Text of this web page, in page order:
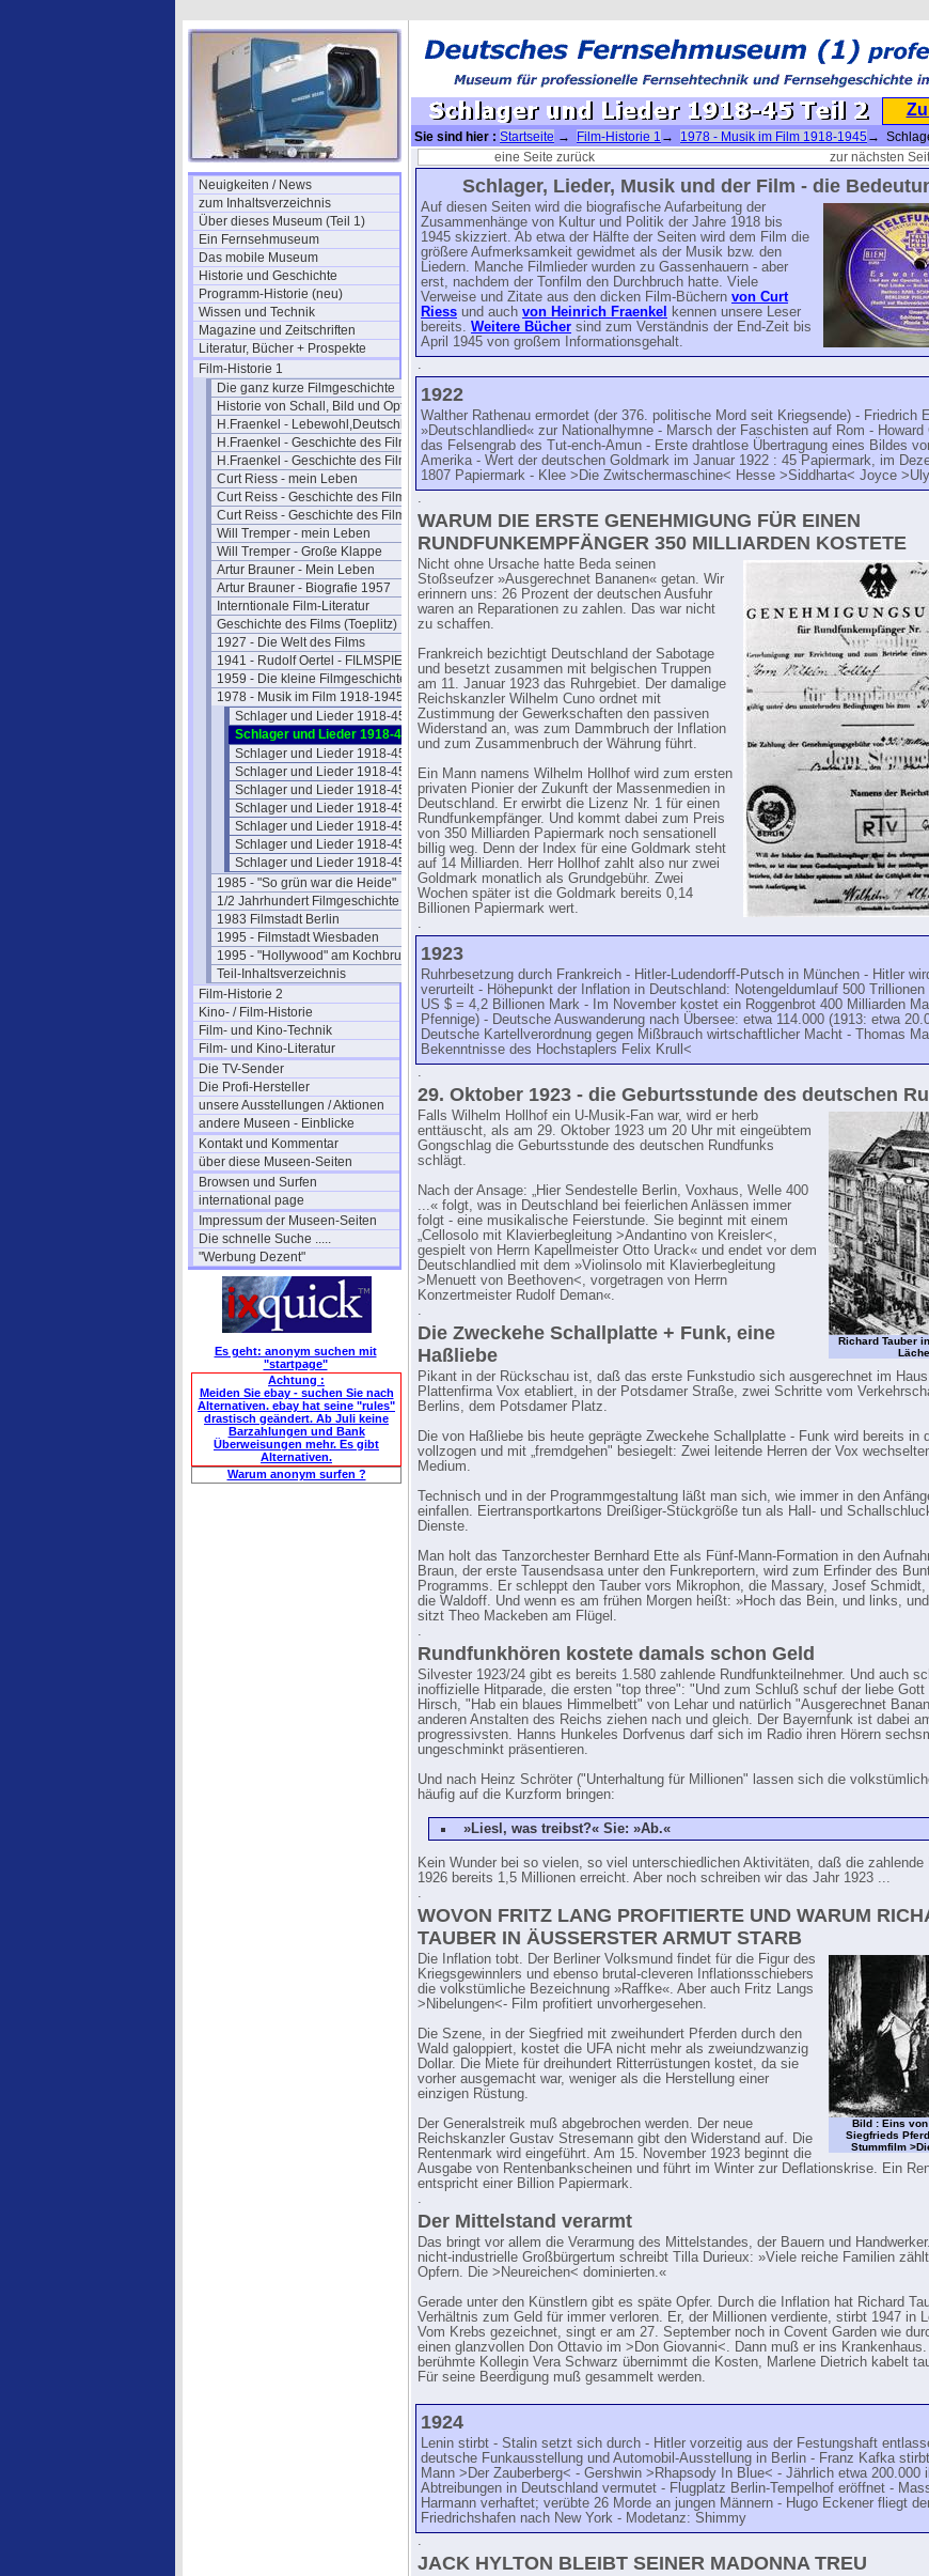
Neuigkeiten / News
zum Inhaltsverzeichnis
Über dieses Museum (Teil 1)
Ein Fernsehmuseum
Das mobile Museum
Historie und Geschichte
Programm-Historie (neu)
Wissen und Technik
Magazine und Zeitschriften
Literatur, Bücher + Prospekte
Film-Historie 1
Die ganz kurze Filmgeschichte
Historie von Schall, Bild und Optik
H.Fraenkel - Lebewohl,Deutschland
H.Fraenkel - Geschichte des Films 1
H.Fraenkel - Geschichte des Films 2
Curt Riess - mein Leben
Curt Reiss - Geschichte des Films I
Curt Reiss - Geschichte des Films II
Will Tremper - mein Leben
Will Tremper - Große Klappe
Artur Brauner - Mein Leben
Artur Brauner - Biografie 1957
Interntionale Film-Literatur
Geschichte des Films (Toeplitz)
1927 - Die Welt des Films
1941 - Rudolf Oertel - FILMSPIEGEL
1959 - Die kleine Filmgeschichte
1978 - Musik im Film 1918-1945
Schlager und Lieder 1918-45 Teil 1
Schlager und Lieder 1918-45 Teil 2
Schlager und Lieder 1918-45 Teil 3
Schlager und Lieder 1918-45 Teil 4
Schlager und Lieder 1918-45 Teil 5
Schlager und Lieder 1918-45 Teil 6
Schlager und Lieder 1918-45 Teil 7
Schlager und Lieder 1918-45 Teil 8
Schlager und Lieder 1918-45 Teil 9
1985 - "So grün war die Heide"
1/2 Jahrhundert Filmgeschichte
1983 Filmstadt Berlin
1995 - Filmstadt Wiesbaden
1995 - "Hollywood" am Kochbrunnen
Teil-Inhaltsverzeichnis
Film-Historie 2
Kino- / Film-Historie
Film- und Kino-Technik
Film- und Kino-Literatur
Die TV-Sender
Die Profi-Hersteller
unsere Ausstellungen / Aktionen
andere Museen - Einblicke
Kontakt und Kommentar
über diese Museen-Seiten
Browsen und Surfen
international page
Impressum der Museen-Seiten
Die schnelle Suche .....
"Werbung Dezent"
Es geht: anonym suchen mit
"startpage"
Achtung :
Meiden Sie ebay - suchen Sie nach
Alternativen. ebay hat seine "rules"
drastisch geändert. Ab Juli keine
Barzahlungen und Bank
Überweisungen mehr. Es gibt
Alternativen.
Warum anonym surfen ?
Sie sind hier : Startseite → Film-Historie 1 → 1978 - Musik im Film 1918-1945 →
1918-45 Teil 2eine Seite zurück zur nächsten
Schlager, Lieder, Musik und der Film - die
Auf diesen Seiten wird die biografische Aufarbeitung der
Zusammenhänge von Kultur und Politik der Jahre 1918 bis
1945 skizziert. Ab etwa der Hälfte der Seiten wird dem Film die
größere Aufmerksamkeit gewidmet als der Musik bzw. den
Liedern. Manche Filmlieder wurden zu Gassenhauern - aber
erst, nachdem der Tonfilm den Durchbruch hatte. Viele
Verweise und Zitate aus den dicken Film-Büchern von Curt
Riess und auch von Heinrich Fraenkel
kennen unsere Leser
bereits. Weitere Bücher sind zum Verständnis der End-Zeit bis
April 1945 von großem Informationsgehalt.
.
1922
Walther Rathenau ermordet (der 376. politische Mord seit Kriegsende) - Friedrich
»Deutschlandlied« zur Nationalhymne - Marsch der Faschisten auf Rom - Howard
das Felsengrab des Tut-ench-Amun - Erste drahtlose Übertragung eines Bildes
Amerika - Wert der deutschen Goldmark im Januar 1922 : 45 Papiermark, im
1807 Papiermark - Klee >Die Zwitschermaschine< Hesse >Siddharta< Joyce
.
WARUM DIE ERSTE GENEHMIGUNG FÜR EINEN
RUNDFUNKEMPFÄNGER 350 MILLIARDEN KOSTETE
Nicht ohne Ursache hatte Beda seinen
Stoßseufzer »Ausgerechnet Bananen« getan. Wir
erinnern uns: 26 Prozent der deutschen Ausfuhr
waren an Reparationen zu zahlen. Das war nicht
zu schaffen.
Frankreich bezichtigt Deutschland der Sabotage
und besetzt zusammen mit belgischen Truppen
am 11. Januar 1923 das Ruhrgebiet. Der damalige
Reichskanzler Wilhelm Cuno ordnet mit
Zustimmung der Gewerkschaften den passiven
Widerstand an, was zum Dammbruch der Inflation
und zum Zusammenbruch der Währung führt.
Ein Mann namens Wilhelm Hollhof wird zum ersten
privaten Pionier der Zukunft der Massenmedien in
Deutschland. Er erwirbt die Lizenz Nr. 1 für einen
Rundfunkempfänger. Und kommt dabei zum Preis
von 350 Milliarden Papiermark noch sensationell
billig weg. Denn der Index für eine Goldmark steht
auf 14 Milliarden. Herr Hollhof zahlt also nur zwei
Goldmark monatlich als Grundgebühr. Zwei
Wochen später ist die Goldmark bereits 0,14
Billionen Papiermark wert.
.
1923
Ruhrbesetzung durch Frankreich - Hitler-Ludendorff-Putsch in München - Hitler
verurteilt - Höhepunkt der Inflation in Deutschland: Notengeldumlauf 500
US $ = 4,2 Billionen Mark - Im November kostet ein Roggenbrot 400 Milliarden
Pfennige) - Deutsche Auswanderung nach Übersee: etwa 114.000 (1913: etwa
Deutsche Kartellverordnung gegen Mißbrauch wirtschaftlicher Macht - Thomas
Bekenntnisse des Hochstaplers Felix Krull<
.
29. Oktober 1923 - die Geburtsstunde des deutschen
Richard Tauber
Falls Wilhelm Hollhof ein U-Musik-Fan war, wird er herb
enttäuscht, als am 29. Oktober 1923 um 20 Uhr mit eingeübtem
Gongschlag die Geburtsstunde des deutschen Rundfunks
schlägt.
Nach der Ansage: „Hier Sendestelle Berlin, Voxhaus, Welle 400
...« folgt, was in Deutschland bei feierlichen Anlässen immer
folgt - eine musikalische Feierstunde. Sie beginnt mit einem
„Cellosolo mit Klavierbegleitung >Andantino von Kreisler<,
gespielt von Herrn Kapellmeister Otto Urack« und endet vor dem
Deutschlandlied mit dem »Violinsolo mit Klavierbegleitung
>Menuett von Beethoven<, vorgetragen von Herrn
Konzertmeister Rudolf Deman«.
.
Die Zweckehe Schallplatte + Funk, eine
Haßliebe
Pikant in der Rückschau ist, daß das erste Funkstudio sich ausgerechnet im
Plattenfirma Vox etabliert, in der Potsdamer Straße, zwei Schritte vom
Berlins, dem Potsdamer Platz.
Die von Haßliebe bis heute geprägte Zweckehe Schallplatte - Funk wird bereits in
vollzogen und mit „fremdgehen" besiegelt: Zwei leitende Herren der Vox
Medium.
Technisch und in der Programmgestaltung läßt man sich, wie immer in den
einfallen. Eiertransportkartons Dreißiger-Stückgröße tun als Hall- und
Dienste.
Man holt das Tanzorchester Bernhard Ette als Fünf-Mann-Formation in den
Braun, der erste Tausendsasa unter den Funkreportern, wird zum Erfinder des
Programms. Er schleppt den Tauber vors Mikrophon, die Massary, Josef Schmidt,
die Waldoff. Und wenn es am frühen Morgen heißt: »Hoch das Bein, und links,
sitzt Theo Mackeben am Flügel.
.
Rundfunkhören kostete damals schon Geld
Silvester 1923/24 gibt es bereits 1.580 zahlende Rundfunkteilnehmer. Und auch
inoffizielle Hitparade, die ersten "top three": "Und zum Schluß schuf der liebe
Hirsch, "Hab ein blaues Himmelbett" von Lehar und natürlich "Ausgerechnet
anderen Anstalten des Reichs ziehen nach und gleich. Der Bayernfunk ist dabei
progressivsten. Hanns Hunkeles Dorfvenus darf sich im Radio ihren Hörern
ungeschminkt präsentieren.
Und nach Heinz Schröter ("Unterhaltung für Millionen" lassen sich die
häufig auf die Kurzform bringen:
»Liesl, was treibst?« Sie: »Ab.«
Kein Wunder bei so vielen, so viel unterschiedlichen Aktivitäten, daß die zahlende
1926 bereits 1,5 Millionen erreicht. Aber noch schreiben wir das Jahr 1923 ...
.
WOVON FRITZ LANG PROFITIERTE UND WARUM
TAUBER IN ÄUSSERSTER ARMUT STARB
Bild : Eins
Siegfrieds
Stummfilm
Die Inflation tobt. Der Berliner Volksmund findet für die Figur des
Kriegsgewinnlers und ebenso brutal-cleveren Inflationsschiebers
die volkstümliche Bezeichnung »Raffke«. Aber auch Fritz Langs
>Nibelungen<- Film profitiert unvorhergesehen.
Die Szene, in der Siegfried mit zweihundert Pferden durch den
Wald galoppiert, kostet die UFA nicht mehr als zweiundzwanzig
Dollar. Die Miete für dreihundert Ritterrüstungen kostet, da sie
vorher ausgemacht war, weniger als die Herstellung einer
einzigen Rüstung.
Der Generalstreik muß abgebrochen werden. Der neue
Reichskanzler Gustav Stresemann gibt den Widerstand auf. Die
Rentenmark wird eingeführt. Am 15. November 1923 beginnt die
Ausgabe von Rentenbankscheinen und führt im Winter zur Deflationskrise. Ein
entspricht einer Billion Papiermark.
.
Der Mittelstand verarmt
Das bringt vor allem die Verarmung des Mittelstandes, der Bauern und
nicht-industrielle Großbürgertum schreibt Tilla Durieux: »Viele reiche Familien
Opfern. Die >Neureichen< dominierten.«
Gerade unter den Künstlern gibt es späte Opfer. Durch die Inflation hat Richard
Verhältnis zum Geld für immer verloren. Er, der Millionen verdiente, stirbt 1947 in
Vom Krebs gezeichnet, singt er am 27. September noch in Covent Garden wie
einen glanzvollen Don Ottavio im >Don Giovanni<. Dann muß er ins
berühmte Kollegin Vera Schwarz übernimmt die Kosten, Marlene Dietrich kabelt
Für seine Beerdigung muß gesammelt werden.
1924
Lenin stirbt - Stalin setzt sich durch - Hitler vorzeitig aus der Festungshaft
deutsche Funkausstellung und Automobil-Ausstellung in Berlin - Franz Kafka
Mann >Der Zauberberg< - Gershwin >Rhapsody In Blue< - Jährlich etwa 200.000
Abtreibungen in Deutschland vermutet - Flugplatz Berlin-Tempelhof eröffnet -
Harmann verhaftet; verübte 26 Morde an jungen Männern - Hugo Eckener fliegt
Friedrichshafen nach New York - Modetanz: Shimmy
.
JACK HYLTON BLEIBT SEINER MADONNA TREU